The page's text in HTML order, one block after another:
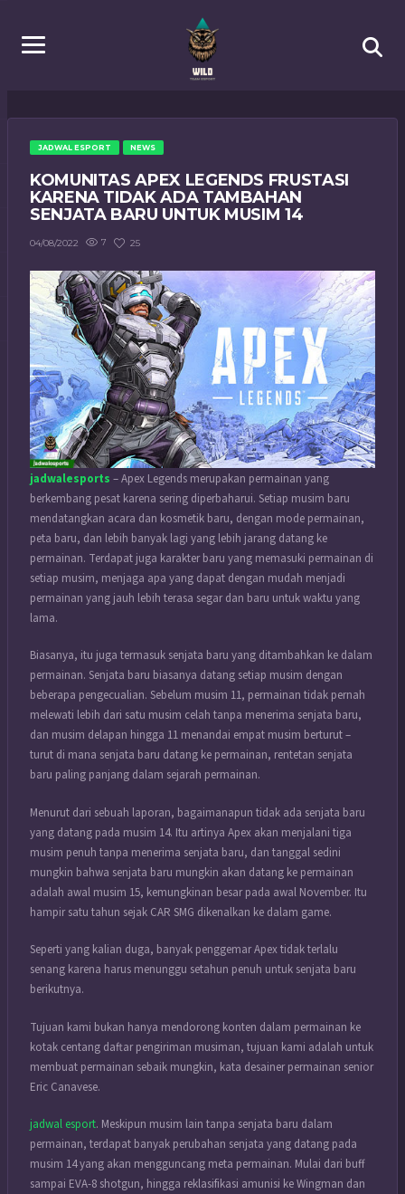
JADWAL ESPORT NEWS
KOMUNITAS APEX LEGENDS FRUSTASI
KARENA TIDAK ADA TAMBAHAN
SENJATA BARU UNTUK MUSIM 14
04/08/2022 7 25
jadwalesports – Apex Legends merupakan permainan yang
berkembang pesat karena sering diperbaharui. Setiap musim baru
mendatangkan acara dan kosmetik baru, dengan mode permainan,
peta baru, dan lebih banyak lagi yang lebih jarang datang ke
permainan. Terdapat juga karakter baru yang memasuki permainan di
setiap musim, menjaga apa yang dapat dengan mudah menjadi
permainan yang jauh lebih terasa segar dan baru untuk waktu yang
lama.
Biasanya, itu juga termasuk senjata baru yang ditambahkan ke dalam
permainan. Senjata baru biasanya datang setiap musim dengan
beberapa pengecualian. Sebelum musim 11, permainan tidak pernah
melewati lebih dari satu musim celah tanpa menerima senjata baru,
dan musim delapan hingga 11 menandai empat musim berturut –
turut di mana senjata baru datang ke permainan, rentetan senjata
baru paling panjang dalam sejarah permainan.
Menurut dari sebuah laporan, bagaimanapun tidak ada senjata baru
yang datang pada musim 14. Itu artinya Apex akan menjalani tiga
musim penuh tanpa menerima senjata baru, dan tanggal sedini
mungkin bahwa senjata baru mungkin akan datang ke permainan
adalah awal musim 15, kemungkinan besar pada awal November. Itu
hampir satu tahun sejak CAR SMG dikenalkan ke dalam game.
Seperti yang kalian duga, banyak penggemar Apex tidak terlalu
senang karena harus menunggu setahun penuh untuk senjata baru
berikutnya.
Tujuan kami bukan hanya mendorong konten dalam permainan ke
kotak centang daftar pengiriman musiman, tujuan kami adalah untuk
membuat permainan sebaik mungkin, kata desainer permainan senior
Eric Canavese.
jadwal esport. Meskipun musim lain tanpa senjata baru dalam
permainan, terdapat banyak perubahan senjata yang datang pada
musim 14 yang akan mengguncang meta permainan. Mulai dari buff
sampai EVA-8 shotgun, hingga reklasifikasi amunisi ke Wingman dan